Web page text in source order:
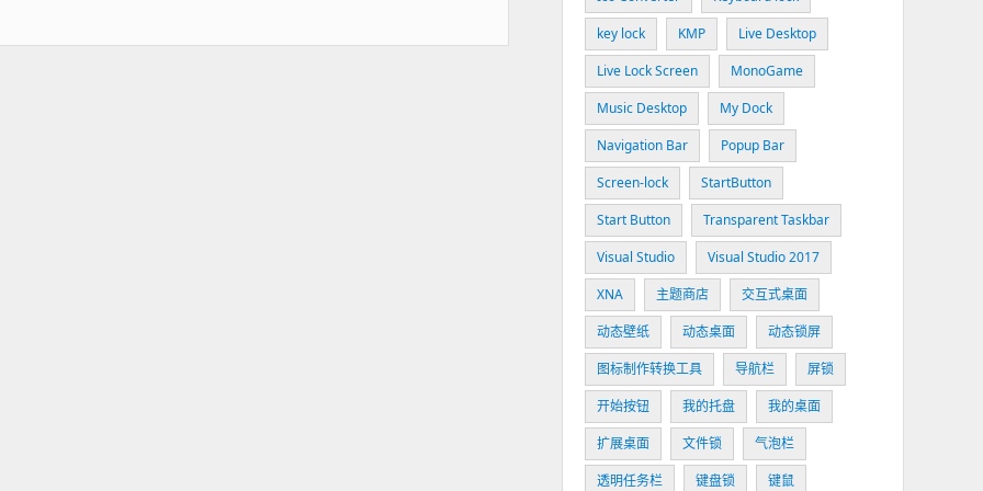
key lock
KMP
Live Desktop
Live Lock Screen
MonoGame
Music Desktop
My Dock
Navigation Bar
Popup Bar
Screen-lock
StartButton
Start Button
Transparent Taskbar
Visual Studio
Visual Studio 2017
XNA
主题商店
交互式桌面
动态壁纸
动态桌面
动态锁屏
图标制作转换工具
导航栏
屏锁
开始按钮
我的托盘
我的桌面
扩展桌面
文件锁
气泡栏
透明任务栏
键盘锁 键鼠